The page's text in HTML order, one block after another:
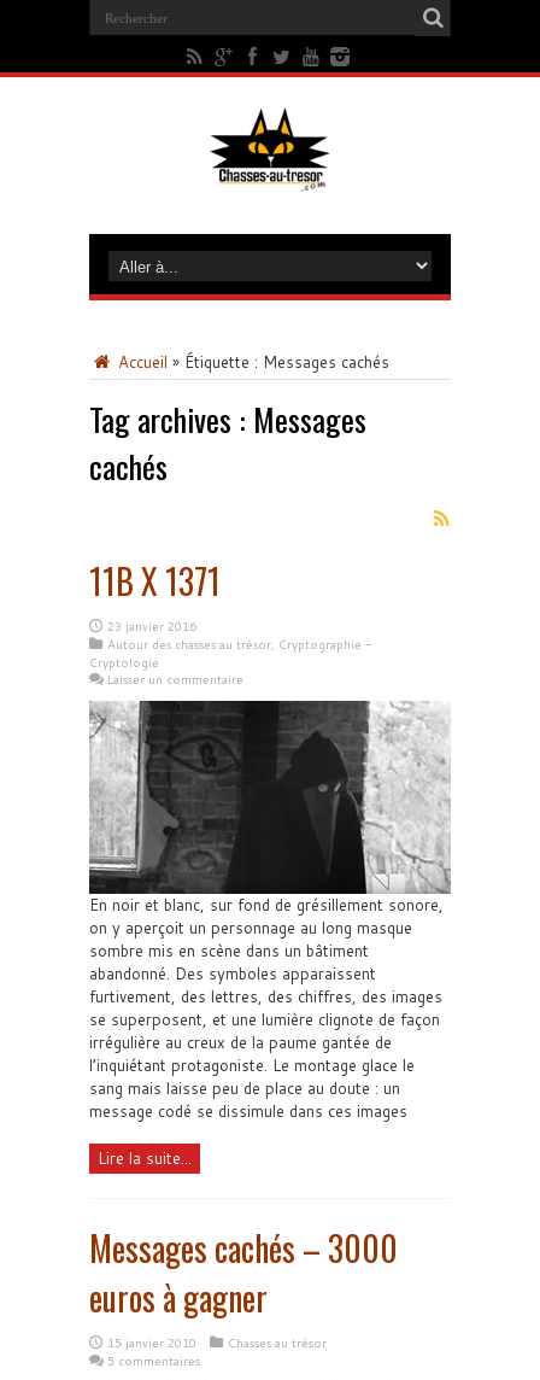
Accueil » Étiquette : Messages cachés
Tag archives : Messages
cachés
11B X 1371
23 janvier 2016
Autour des chasses au trésor, Cryptographie -
Cryptologie
Laisser un commentaire
En noir et blanc, sur fond de grésillement sonore,
on y aperçoit un personnage au long masque
sombre mis en scène dans un bâtiment
abandonné. Des symboles apparaissent
furtivement, des lettres, des chiffres, des images
se superposent, et une lumière clignote de façon
irrégulière au creux de la paume gantée de
l’inquiétant protagoniste. Le montage glace le
sang mais laisse peu de place au doute : un
message codé se dissimule dans ces images
Lire la suite...
Messages cachés – 3000
euros à gagner
15 janvier 2010
Chasses au trésor
5 commentaires